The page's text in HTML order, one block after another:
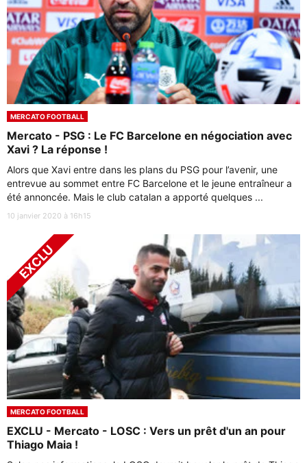
MERCATO FOOTBALL
Mercato - PSG : Le FC Barcelone en négociation avec
Xavi ? La réponse !
Alors que Xavi entre dans les plans du PSG pour l’avenir, une
entrevue au sommet entre FC Barcelone et le jeune entraîneur a
été annoncée. Mais le club catalan a apporté quelques ...
10 janvier 2020 à 16h15
MERCATO FOOTBALL
EXCLU - Mercato - LOSC : Vers un prêt d'un an pour
Thiago Maia !